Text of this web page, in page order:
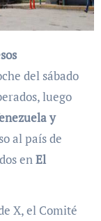
del sábado
luego
y
al país de
enEl
X, el Comité